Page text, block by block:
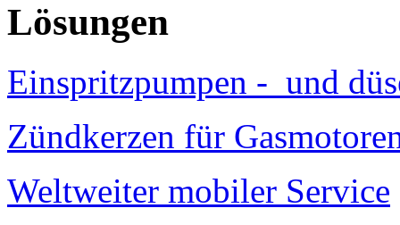
Lösungen
Einspritzpumpen - und
Zündkerzen für
Weltweiter mobiler Service